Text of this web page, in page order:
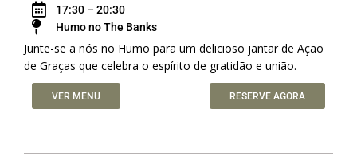
17:30 – 20:30
Humo no The Banks
Junte-se a nós no Humo para um delicioso jantar de Ação
de Graças que celebra o espírito de gratidão e união.
VER MENU RESERVE AGORA